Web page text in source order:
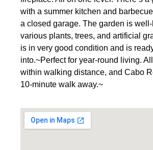
with a summer kitchen and
a closed garage. The garden is
various plants, trees, and artificial
is in very good condition and is
into.~Perfect for year-round living.
within walking distance, and Cabo
10-minute walk away.~